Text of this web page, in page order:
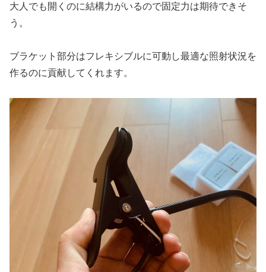
大人でも開くのに結構力がいるので固定力は期待できそ
う。
ブラケット部分はフレキシブルに可動し最適な照射状況を
作るのに貢献してくれます。